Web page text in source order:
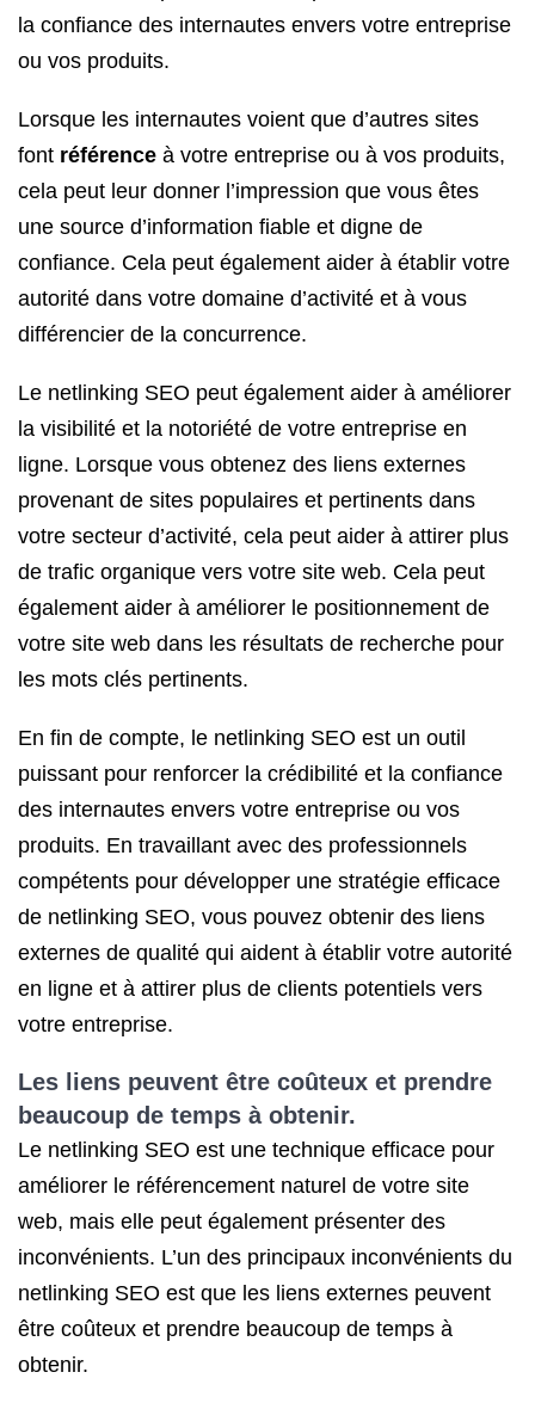
la confiance des internautes envers votre entreprise
ou vos produits.
Lorsque les internautes voient que d’autres sites
font référence à votre entreprise ou à vos produits,
cela peut leur donner l’impression que vous êtes
une source d’information fiable et digne de
confiance. Cela peut également aider à établir votre
autorité dans votre domaine d’activité et à vous
différencier de la concurrence.
Le netlinking SEO peut également aider à améliorer
la visibilité et la notoriété de votre entreprise en
ligne. Lorsque vous obtenez des liens externes
provenant de sites populaires et pertinents dans
votre secteur d’activité, cela peut aider à attirer plus
de trafic organique vers votre site web. Cela peut
également aider à améliorer le positionnement de
votre site web dans les résultats de recherche pour
les mots clés pertinents.
En fin de compte, le netlinking SEO est un outil
puissant pour renforcer la crédibilité et la confiance
des internautes envers votre entreprise ou vos
produits. En travaillant avec des professionnels
compétents pour développer une stratégie efficace
de netlinking SEO, vous pouvez obtenir des liens
externes de qualité qui aident à établir votre autorité
en ligne et à attirer plus de clients potentiels vers
votre entreprise.
Les liens peuvent être coûteux et prendre
beaucoup de temps à obtenir.
Le netlinking SEO est une technique efficace pour
améliorer le référencement naturel de votre site
web, mais elle peut également présenter des
inconvénients. L’un des principaux inconvénients du
netlinking SEO est que les liens externes peuvent
être coûteux et prendre beaucoup de temps à
obtenir.